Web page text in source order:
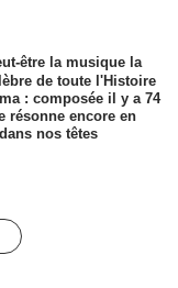
être la musique la
de toute l'Histoire
: composée il y a 74
résonne encore en
nos têtes